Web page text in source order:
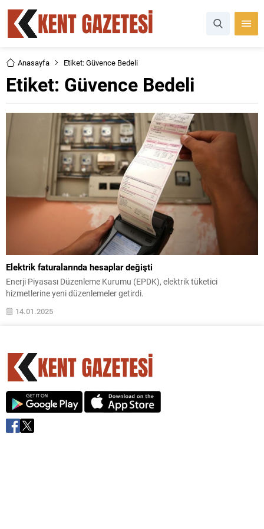
Anasayfa Etiket: Güvence Bedeli
Etiket: Güvence Bedeli
Elektrik faturalarında hesaplar değişti
Enerji Piyasası Düzenleme Kurumu (EPDK), elektrik tüketici
hizmetlerine yeni düzenlemeler getirdi.
14.01.2025